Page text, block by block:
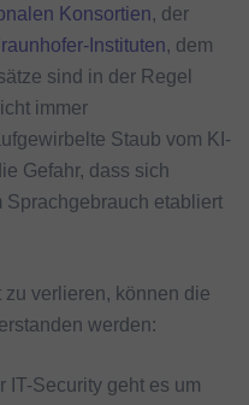
Konsortien, der
Instituten, dem
sind in der Regel
immer
Staub vom KI-
Gefahr, dass sich
etabliert
verlieren, können die
werden:
IT-Security geht es um